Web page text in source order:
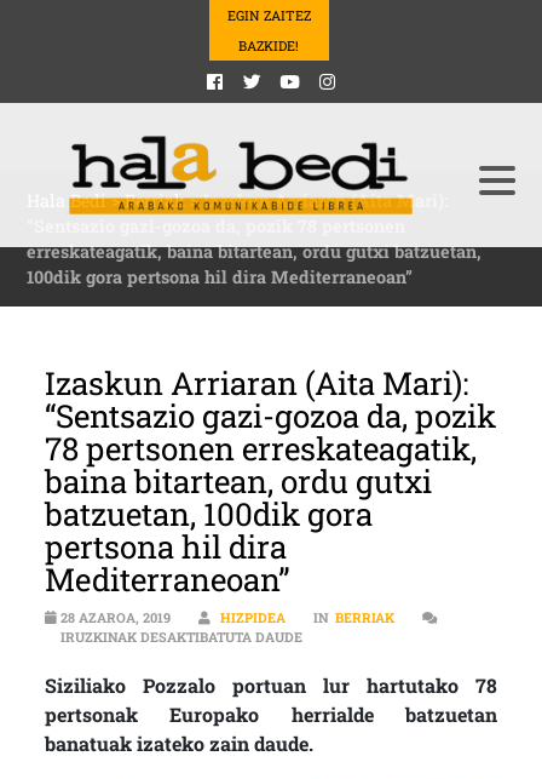
EGIN ZAITEZ
BAZKIDE!
Hala Bedi>Berriak>Izaskun Arriaran (Aita Mari):
erreskateagatik, baina bitartean, ordu gutxi batzuetan,
100dik gora pertsona hil dira Mediterraneoan”
Izaskun Arriaran (Aita Mari):
“Sentsazio gazi-gozoa da, pozik
78 pertsonen erreskateagatik,
baina bitartean, ordu gutxi
batzuetan, 100dik gora
pertsona hil dira
Mediterraneoan”
28 AZAROA, 2019 HIZPIDEA IN BERRIAK
IRUZKINAK DESAKTIBATUTA DAUDEIZASKUN ARRIARAN (AITA MARI):
Siziliako Pozzalo portuan lur hartutako 78
pertsonak Europako herrialde batzuetan
banatuak izateko zain daude.